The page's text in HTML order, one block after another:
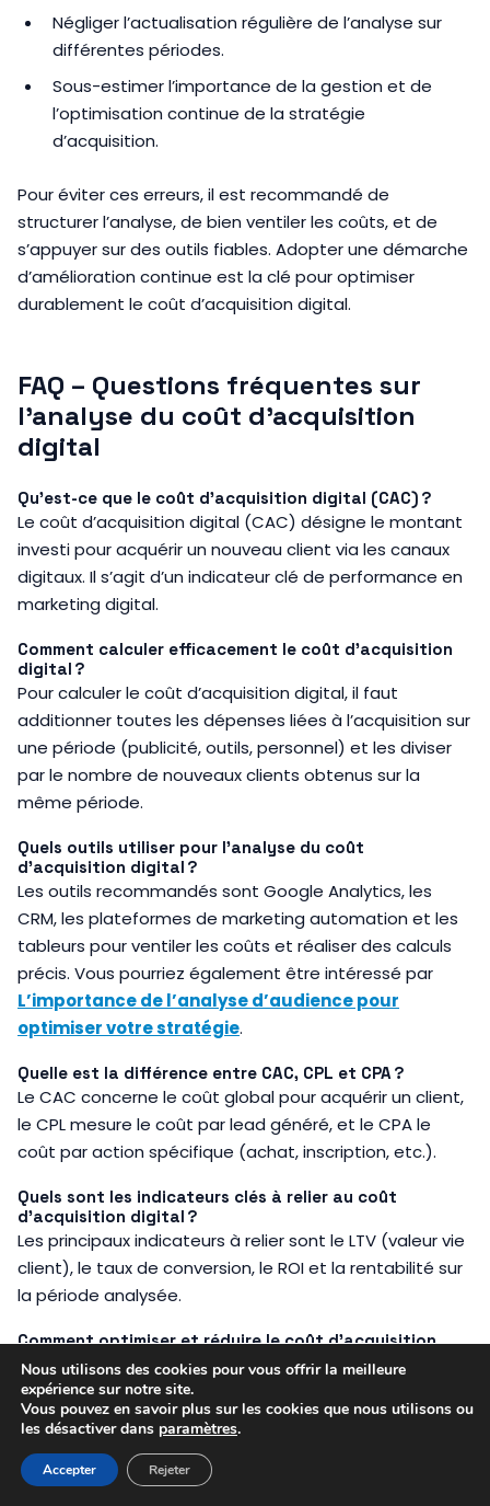
Négliger l’actualisation régulière de l’analyse sur
différentes périodes.
Sous-estimer l’importance de la gestion et de
l’optimisation continue de la stratégie
d’acquisition.
Pour éviter ces erreurs, il est recommandé de
structurer l’analyse, de bien ventiler les coûts, et de
s’appuyer sur des outils fiables. Adopter une démarche
d’amélioration continue est la clé pour optimiser
durablement le coût d’acquisition digital.
FAQ – Questions fréquentes sur
l’analyse du coût d’acquisition
digital
Qu’est-ce que le coût d’acquisition digital (CAC) ?
Le coût d’acquisition digital (CAC) désigne le montant
investi pour acquérir un nouveau client via les canaux
digitaux. Il s’agit d’un indicateur clé de performance en
marketing digital.
Comment calculer efficacement le coût d’acquisition
digital ?
Pour calculer le coût d’acquisition digital, il faut
additionner toutes les dépenses liées à l’acquisition sur
une période (publicité, outils, personnel) et les diviser
par le nombre de nouveaux clients obtenus sur la
même période.
Quels outils utiliser pour l’analyse du coût
d’acquisition digital ?
Les outils recommandés sont Google Analytics, les
CRM, les plateformes de marketing automation et les
tableurs pour ventiler les coûts et réaliser des calculs
précis. Vous pourriez également être intéressé par
L’importance de l’analyse d’audience pour
optimiser votre stratégie.
Quelle est la différence entre CAC, CPL et CPA ?
Le CAC concerne le coût global pour acquérir un client,
le CPL mesure le coût par lead généré, et le CPA le
coût par action spécifique (achat, inscription, etc.).
Quels sont les indicateurs clés à relier au coût
d’acquisition digital ?
Les principaux indicateurs à relier sont le LTV (valeur vie
client), le taux de conversion, le ROI et la rentabilité sur
la période analysée.
Comment optimiser et réduire le coût d’acquisition
digital ?
L’optimisation passe par l’amélioration des taux de
conversion, le ciblage précis, l’A/B testing et la
réallocation des budgets vers les canaux les plus
performants.
Nous utilisons des cookies pour vous offrir la meilleure
expérience sur notre site.
Vous pouvez en savoir plus sur les cookies que nous utilisons ou
les désactiver dans paramètres.
Accepter Rejeter